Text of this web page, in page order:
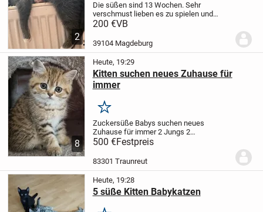
2
Die süßen sind 13 Wochen. Sehr
verschmust lieben es zu spielen und
benutzen brav die Toilette . Am liebsten
200 €VB
39104 Magdeburg
8
Heute, 19:29
Kitten suchen neues Zuhause für
immer
Merken
Zuckersüße Babys suchen neues
Zuhause für immer2 Jungs 2
MädchenAlle haben verschmuster
Charakter, neugierig, verspielt
waschen in liebevollen Zuhause, sind
500 €Festpreis
83301 Traunreut
Heute, 19:28
5 süße Kitten Babykatzen